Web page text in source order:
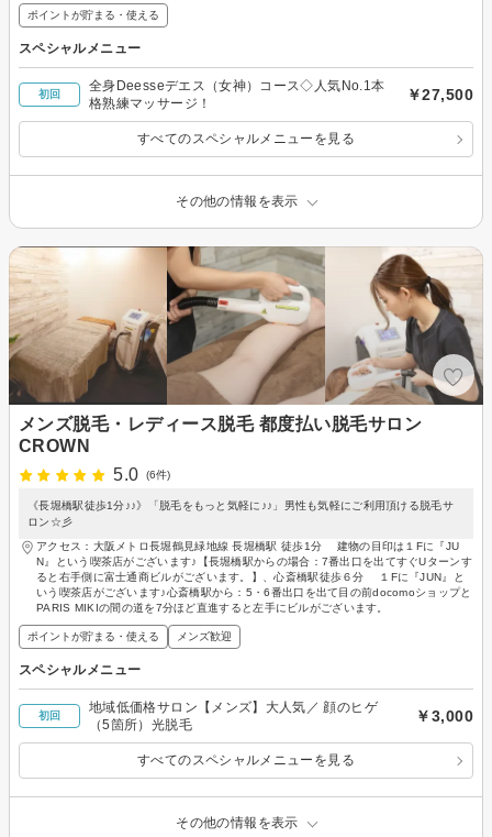
ポイントが貯まる・使える
スペシャルメニュー
初回
全身Deesseデエス（女神）コース◇人気No.1本
格熟練マッサージ！
￥27,500
すべてのスペシャルメニューを見る
その他の情報を表示
メンズ脱毛・レディース脱毛 都度払い脱毛サロン
CROWN
5.0
(6件)
《長堀橋駅徒歩1分♪♪》「脱毛をもっと気軽に♪♪」男性も気軽にご利用頂ける脱毛サ
ロン☆彡
アクセス：大阪メトロ長堀鶴見緑地線 長堀橋駅 徒歩1分 建物の目印は１Fに『JU
N』という喫茶店がございます♪【長堀橋駅からの場合：7番出口を出てすぐUターンす
ると右手側に富士通商ビルがございます。】、心斎橋駅徒歩６分 １Fに『JUN』と
いう喫茶店がございます♪心斎橋駅から：5・6番出口を出て目の前docomoショップと
PARIS MIKIの間の道を7分ほど直進すると左手にビルがございます。
ポイントが貯まる・使える メンズ歓迎
スペシャルメニュー
初回
地域低価格サロン【メンズ】大人気／ 顔のヒゲ
（5箇所）光脱毛
￥3,000
すべてのスペシャルメニューを見る
その他の情報を表示